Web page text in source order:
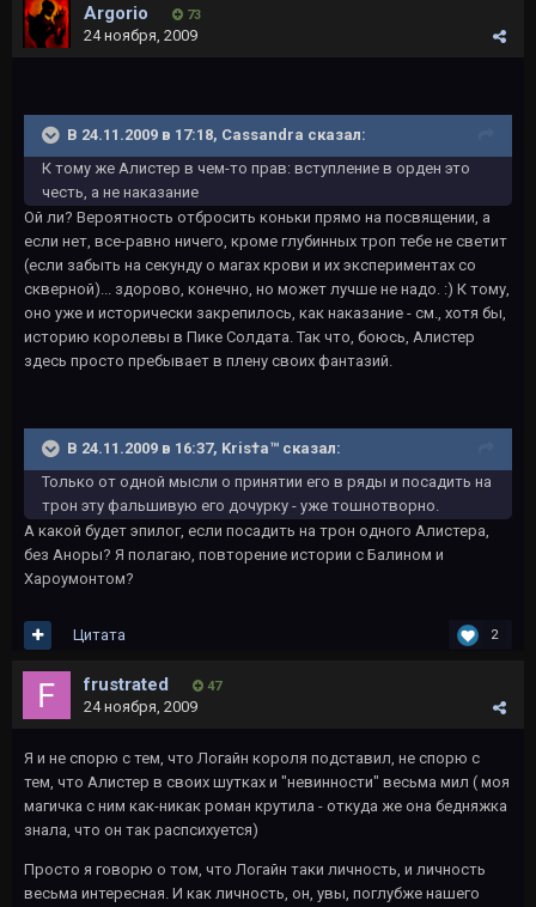
Argorio 73
24 ноября, 2009
В 24.11.2009 в 17:18, Cassandra сказал:
К тому же Алистер в чем-то прав: вступление в орден это
честь, а не наказание
Ой ли? Вероятность отбросить коньки прямо на посвящении, а
если нет, все-равно ничего, кроме глубинных троп тебе не светит
(если забыть на секунду о магах крови и их экспериментах со
скверной)... здорово, конечно, но может лучше не надо. :) К тому,
оно уже и исторически закрепилось, как наказание - см., хотя бы,
историю королевы в Пике Солдата. Так что, боюсь, Алистер
здесь просто пребывает в плену своих фантазий.
В 24.11.2009 в 16:37, Kris†a™ сказал:
Только от одной мысли о принятии его в ряды и посадить на
трон эту фальшивую его дочурку - уже тошнотворно.
А какой будет эпилог, если посадить на трон одного Алистера,
без Аноры? Я полагаю, повторение истории с Балином и
Хароумонтом?
2
Цитата
frustrated 47
24 ноября, 2009
Я и не спорю с тем, что Логайн короля подставил, не спорю с
тем, что Алистер в своих шутках и "невинности" весьма мил ( моя
магичка с ним как-никак роман крутила - откуда же она бедняжка
знала, что он так распсихуется)
Просто я говорю о том, что Логайн таки личность, и личность
весьма интересная. И как личность, он, увы, поглубже нашего